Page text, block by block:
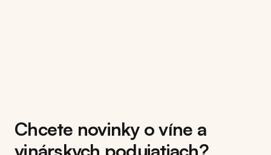
Chcete novinky o víne a